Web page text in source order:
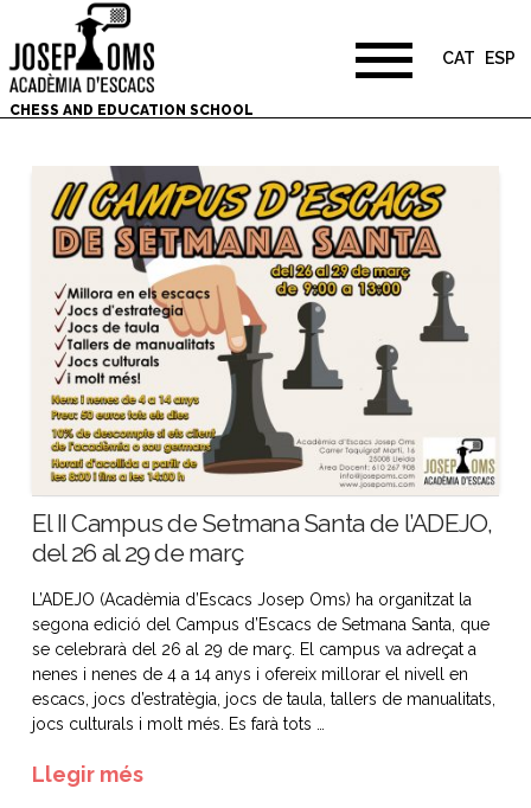
CHESS AND EDUCATION SCHOOL
CAT ESP
El II Campus de Setmana Santa de l’ADEJO,
del 26 al 29 de març
L’ADEJO (Acadèmia d’Escacs Josep Oms) ha organitzat la
segona edició del Campus d’Escacs de Setmana Santa, que
se celebrarà del 26 al 29 de març. El campus va adreçat a
nenes i nenes de 4 a 14 anys i ofereix millorar el nivell en
escacs, jocs d’estratègia, jocs de taula, tallers de manualitats,
jocs culturals i molt més. Es farà tots …
Llegir més